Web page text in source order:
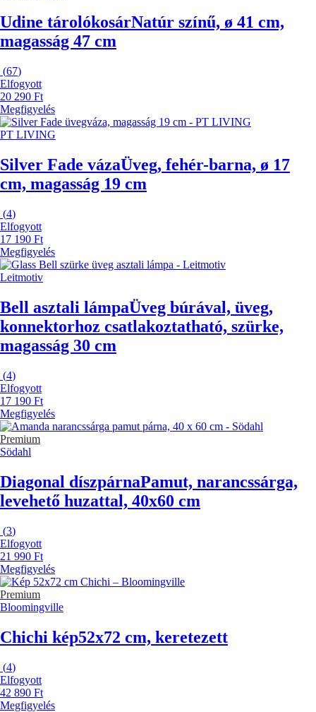
Udine tárolókosárNatúr színű, ø 41 cm,
magasság 47 cm
(67)
Elfogyott
20 290 Ft
Megfigyelés
PT LIVING
Silver Fade vázaÜveg, fehér-barna, ø 17
cm, magasság 19 cm
(4)
Elfogyott
17 190 Ft
Megfigyelés
Leitmotiv
Bell asztali lámpaÜveg búrával, üveg,
konnektorhoz csatlakoztatható, szürke,
magasság 30 cm
(4)
Elfogyott
17 190 Ft
Megfigyelés
Premium
Södahl
Diagonal díszpárnaPamut, narancssárga,
levehető huzattal, 40x60 cm
(3)
Elfogyott
21 990 Ft
Megfigyelés
Premium
Bloomingville
Chichi kép52x72 cm, keretezett
(4)
Elfogyott
42 890 Ft
Megfigyelés